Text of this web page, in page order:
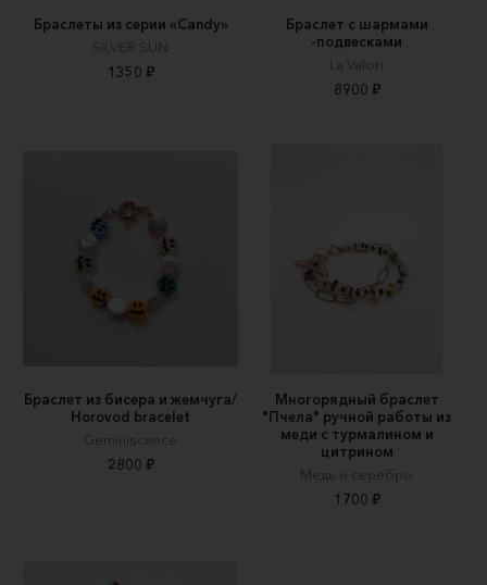
Браслеты из серии «Candy»
SILVER SUN
1350 ₽
Браслет с шармами
-подвесками
La Valori
8900 ₽
Браслет из бисера и жемчуга/
Horovod bracelet
Geminiscence
2800 ₽
Многорядный браслет
"Пчела" ручной работы из
меди с турмалином и
цитрином
Медь и серебро
1700 ₽